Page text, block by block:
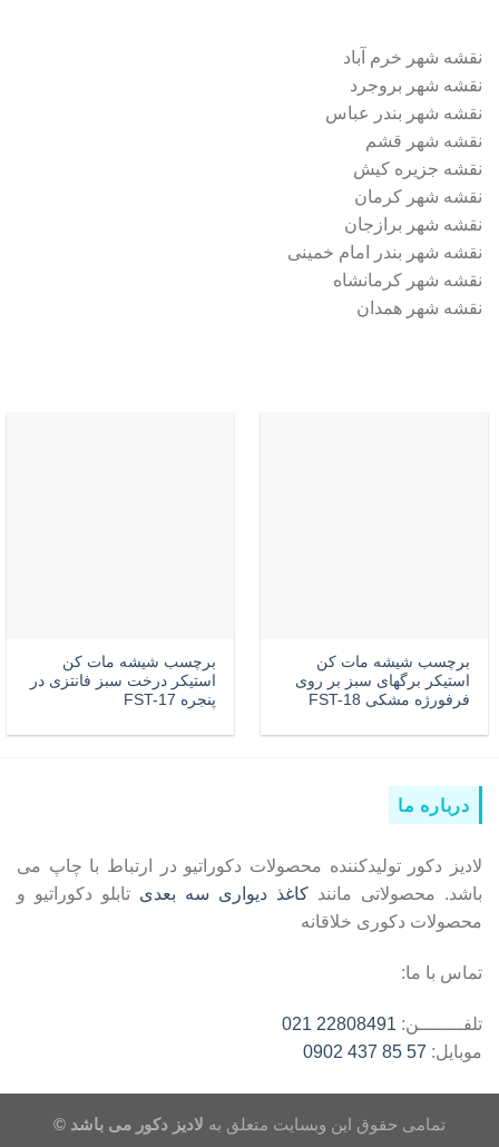
نقشه شهر خرم آباد
نقشه شهر بروجرد
نقشه شهر بندر عباس
نقشه شهر قشم
نقشه جزیره کیش
نقشه شهر کرمان
نقشه شهر برازجان
نقشه شهر بندر امام خمینی
نقشه شهر کرمانشاه
نقشه شهر همدان
برچسب شیشه مات کن
استیکر برگهای سبز بر روی
فرفورژه مشکی FST-18
برچسب شیشه مات کن
استیکر درخت سبز فانتزی در
پنجره FST-17
درباره ما
لادیز دکور تولیدکننده محصولات دکوراتیو در ارتباط با چاپ می
باشد. محصولاتی مانند کاغذ دیواری سه بعدی تابلو دکوراتیو و
محصولات دکوری خلاقانه
تماس با ما:
تلفــــــــن: 22808491 021
موبایل: 57 85 437 0902
تمامی حقوق این وبسایت متعلق به لادیز دکور می باشد ©